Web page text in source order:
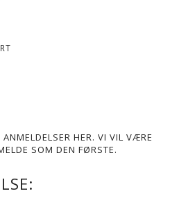
HER. VI VIL VÆRE
SOM DEN FØRSTE.